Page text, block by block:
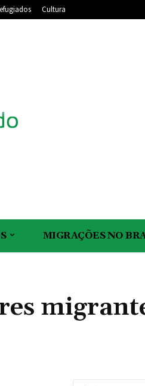
Cultura
MIGRAÇÕES NO